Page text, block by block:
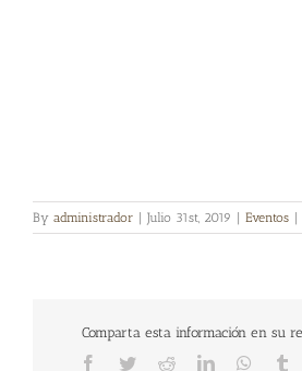
By administrador Julio 31st, 2019 Eventos
Comparta esta información en su
Facebook
TwitterRedditLinkedIn